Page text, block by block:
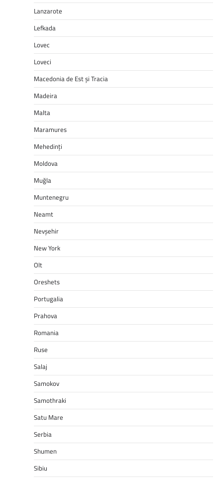
Lanzarote
Lefkada
Lovec
Loveci
Macedonia de Est și Tracia
Madeira
Malta
Maramures
Mehedinți
Moldova
Muğla
Muntenegru
Neamt
Nevşehir
New York
Olt
Oreshets
Portugalia
Prahova
Romania
Ruse
Salaj
Samokov
Samothraki
Satu Mare
Serbia
Shumen
Sibiu